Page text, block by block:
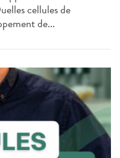
cellules de
de...